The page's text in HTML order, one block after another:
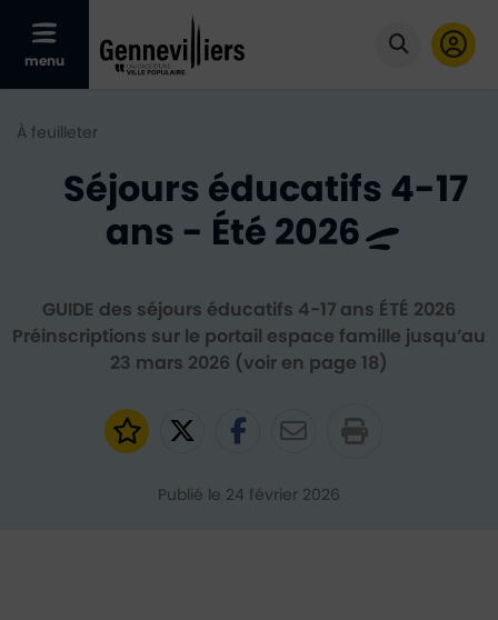
Afficher le menu mobile
menu Cliquer
À feuilleter
Séjours éducatifs 4-17
ans - Été 2026
GUIDE des séjours éducatifs 4-17 ans ÉTÉ 2026
Préinscriptions sur le portail espace famille jusqu’au
23 mars 2026 (voir en page 18)
Ajouter aux favoris
Partager sur Twitter
Partager sur
Partager par
Publié le 24 février 2026